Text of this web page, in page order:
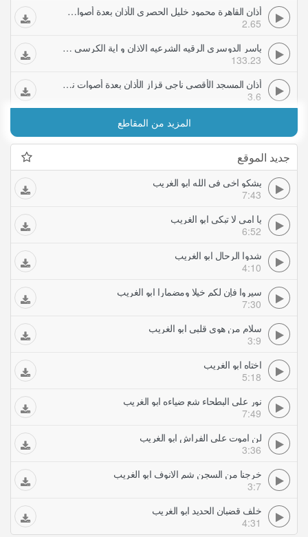
أذان القاهرة محمود خليل الحصري الأذان بعدة أصوات ندية
2.65
ياسر الدوسري الرقيه الشرعيه الاذان و اية الكرسي مكرره ساعتين لاخراج و حرق الجن و ابطال السحر
133.23
أذان المسجد الأقصى ناجي قزاز الأذان بعدة أصوات ندية
3.6
المزيد من المقاطع
جديد الموقع
يشكو اخي في الله ابو الغريب
7:43
يا امي لا تبكي ابو الغريب
6:52
شدوا الرحال ابو الغريب
4:10
سيروا فإن لكم خيلا ومضمارا ابو الغريب
7:30
سلام من هوى قلبي ابو الغريب
3:9
اختاه ابو الغريب
5:18
نور على البطحاء شع ضياءه ابو الغريب
7:49
لن اموت على الفراش ابو الغريب
3:36
خرجنا من السجن شم الانوف ابو الغريب
3:7
خلف قضبان الحديد ابو الغريب
4:31